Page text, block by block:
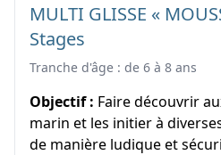
MULTI GLISSE «
Stages
Tranche d'âge : de 6 à 8 ans
Objectif : Faire découvrir
marin et les initier à
de manière ludique et